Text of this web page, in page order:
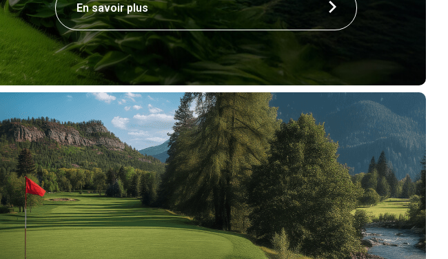
En savoir plus